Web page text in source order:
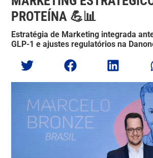
PROTEÍNA 💪📊
Estratégia de Marketing integrada
GLP-1 e ajustes regulatórios na